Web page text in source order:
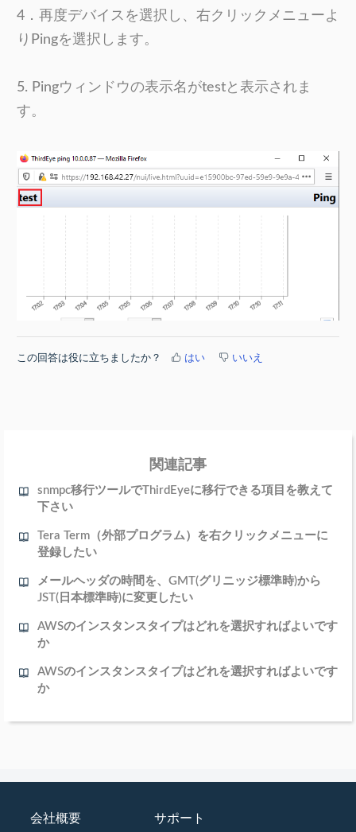
4．再度デバイスを選択し、右クリックメニューよ
りPingを選択します。
5. Pingウィンドウの表示名がtestと表示されま
す。
この回答は役に立ちましたか？ はい いいえ
関連記事
snmpc移行ツールでThirdEyeに移行できる項目を教えて
下さい
Tera Term（外部プログラム）を右クリックメニューに
登録したい
メールヘッダの時間を、GMT(グリニッジ標準時)から
JST(日本標準時)に変更したい
AWSのインスタンスタイプはどれを選択すればよいです
か
AWSのインスタンスタイプはどれを選択すればよいです
か
会社概要 サポート